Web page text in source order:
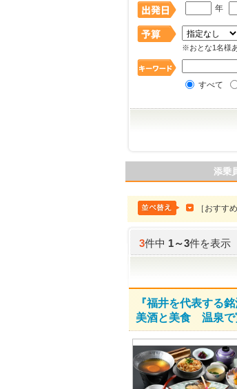
年
※おとな1名様
すべて
添乗
［おすす
3件中1～3件を表示
『福井を代表する
美酒と美食 温泉